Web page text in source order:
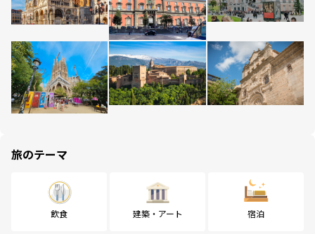
旅のテーマ
飲食 建築・アート 宿泊